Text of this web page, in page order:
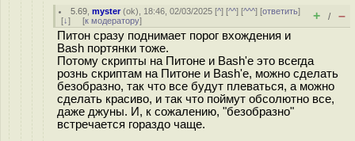
5.69 ,myster(ok), 18:46, 02/03/2025 [^] [^^] [^^^] [ответить]
[↓] [к модератору] + / –
Питон сразу поднимает порог вхождения и
Bash портянки тоже.
Потому скрипты на Питоне и Bash'e это всегда
рознь скриптам на Питоне и Bash'e, можно сделать
безобразно, так что все будут плеваться, а можно
сделать красиво, и так что поймут обсолютно все,
даже джуны. И, к сожалению, "безобразно"
встречается гораздо чаще.